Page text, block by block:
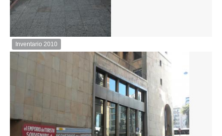
Inventario
Inventario 2010